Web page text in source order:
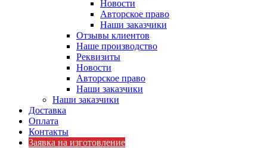
Новости
Авторское право
Наши заказчики
Отзывы клиентов
Наше производство
Реквизиты
Новости
Авторское право
Наши заказчики
Наши заказчики
Доставка
Оплата
Контакты
Заявка на изготовление